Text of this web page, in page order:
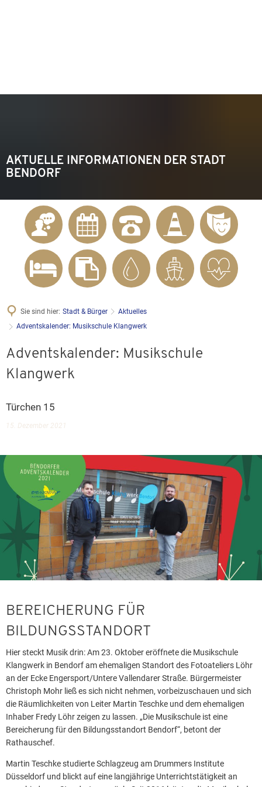
AKTUELLE INFORMATIONEN DER STADT
BENDORF
Sie sind hier: Stadt & Bürger
Aktuelles
Adventskalender: Musikschule Klangwerk
Adventskalender: Musikschule
Klangwerk
Türchen 15
15. Dezember 2021
BEREICHERUNG FÜR
BILDUNGSSTANDORT
Hier steckt Musik drin: Am 23. Oktober eröffnete die Musikschule
Klangwerk in Bendorf am ehemaligen Standort des Fotoateliers Löhr
an der Ecke Engersport/Untere Vallendarer Straße. Bürgermeister
Christoph Mohr ließ es sich nicht nehmen, vorbeizuschauen und sich
die Räumlichkeiten von Leiter Martin Teschke und dem ehemaligen
Inhaber Fredy Löhr zeigen zu lassen. „Die Musikschule ist eine
Bereicherung für den Bildungsstandort Bendorf“, betont der
Rathauschef.
Martin Teschke studierte Schlagzeug am Drummers Institute
Düsseldorf und blickt auf eine langjährige Unterrichtstätigkeit an